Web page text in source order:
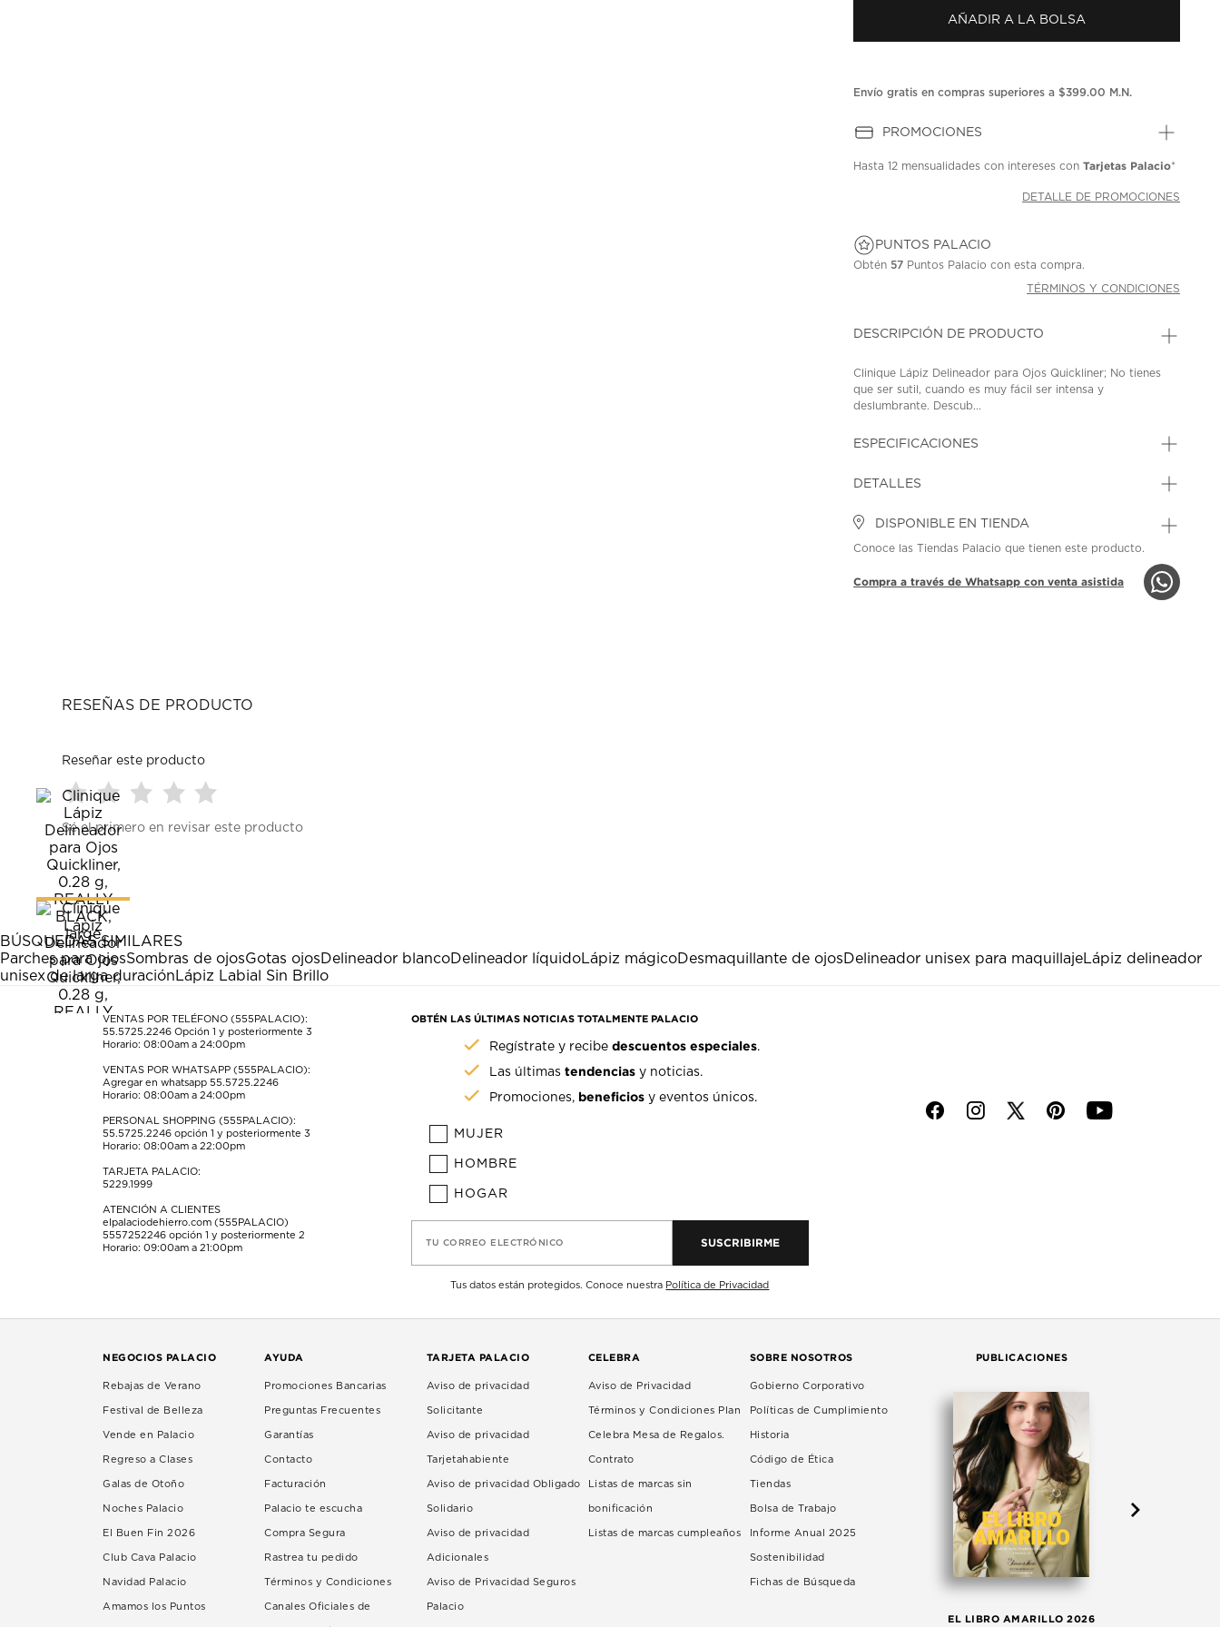
la
página.
AÑADIR A LA BOLSA
Envío gratis en compras superiores a $399.00 M.N.
PROMOCIONES
Hasta12 mensualidades con intereses conTarjetas Palacio*
DETALLE DE PROMOCIONES
PUNTOS PALACIO
Obtén57 Puntos Palacio con esta compra.
TÉRMINOS Y CONDICIONES
DESCRIPCIÓN DE PRODUCTO
Clinique Lápiz Delineador para Ojos Quickliner; No tienes
que ser sutil, cuando es muy fácil ser intensa y
deslumbrante. Descub...
ESPECIFICACIONES
DETALLES
DISPONIBLE EN TIENDA
Conoce las Tiendas Palacio que tienen este producto.
Compra a través de Whatsapp con venta asistida
RESEÑAS DE PRODUCTO
Reseñar este producto
Seleccionar
para
calificar
el
artículo
con
1
estrella
Esta
acción
abrirá
el
formulario
Seleccionar
para
calificar
el
artículo
con
2
estrellas.
Esta
acción
abrirá
el
formulario
de
para
con
estrellas.
Esta
acción
abrirá
formulario
de
para
estrellas.
Esta
acción
abrirá
formulario
de
para
Esta
acción
abrirá
formulario
de
envío.
Sé el primero en revisar este producto
BÚSQUEDAS SIMILARES
Parches para ojosSombras de ojosGotas ojosDelineador blancoDelineador líquidoLápiz mágicoDesmaquillante de ojosDelineador unisex para maquillajeLápiz delineador
unisex de larga duraciónLápiz Labial Sin Brillo
VENTAS POR TELÉFONO (555PALACIO):
55.5725.2246 Opción 1 y posteriormente 3
Horario: 08:00am a 24:00pm
VENTAS POR WHATSAPP (555PALACIO):
Agregar en whatsapp 55.5725.2246
Horario: 08:00am a 24:00pm
PERSONAL SHOPPING (555PALACIO):
55.5725.2246 opción 1 y posteriormente 3
Horario: 08:00am a 22:00pm
TARJETA PALACIO:
5229.1999
ATENCIÓN A CLIENTES
elpalaciodehierro.com (555PALACIO)
5557252246 opción 1 y posteriormente 2
Horario: 09:00am a 21:00pm
OBTÉN LAS ÚLTIMAS NOTICIAS TOTALMENTE PALACIO
Regístrate y recibedescuentos especiales.
Las últimastendencias y noticias.
Promociones, beneficios y eventos únicos.
MUJER
HOMBRE
HOGAR
TU CORREO ELECTRÓNICO SUSCRIBIRME
Tus datos están protegidos. Conoce nuestra Política de Privacidad
f i p y
NEGOCIOS PALACIO
Rebajas de Verano
Festival de Belleza
Vende en Palacio
Regreso a Clases
Galas de Otoño
Noches Palacio
El Buen Fin 2026
Club Cava Palacio
Navidad Palacio
Amamos los Puntos
AYUDA
Promociones Bancarias
Preguntas Frecuentes
Garantías
Contacto
Facturación
Palacio te escucha
Compra Segura
Rastrea tu pedido
Términos y Condiciones
Canales Oficiales de
TARJETA PALACIO
Aviso de privacidad
Solicitante
Aviso de privacidad
Tarjetahabiente
Aviso de privacidad Obligado
Solidario
Aviso de privacidad
Adicionales
Aviso de Privacidad Seguros
Palacio
CELEBRA
Aviso de Privacidad
Términos y Condiciones Plan
Celebra Mesa de Regalos.
Contrato
Listas de marcas sin
bonificación
Listas de marcas cumpleaños
SOBRE NOSOTROS
Gobierno Corporativo
Políticas de Cumplimiento
Historia
Código de Ética
Tiendas
Bolsa de Trabajo
Informe Anual 2025
Sostenibilidad
Fichas de Búsqueda
PUBLICACIONES
EL LIBRO AMARILLO 2026